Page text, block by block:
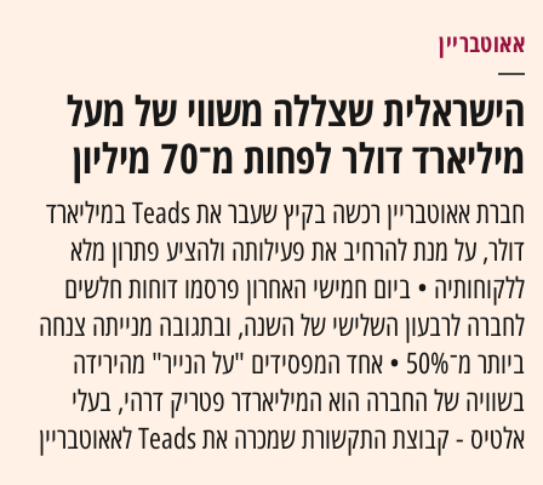
אאוטבריין
הישראלית שצללה משווי של מעל
מיליארד דולר לפחות מ־70 מיליון
חברת אאוטבריין רכשה בקיץ שעבר את Teads במיליארד
דולר, על מנת להרחיב את פעילותה ולהציע פתרון מלא
ללקוחותיה • ביום חמישי האחרון פרסמו דוחות חלשים
לחברה לרבעון השלישי של השנה, ובתגובה מנייתה צנחה
ביותר מ־50% • אחד המפסידים "על הנייר" מהירידה
בשוויה של החברה הוא המיליארדר פטריק דרהי, בעלי
אלטיס - קבוצת התקשורת שמכרה את Teads לאאוטבריין